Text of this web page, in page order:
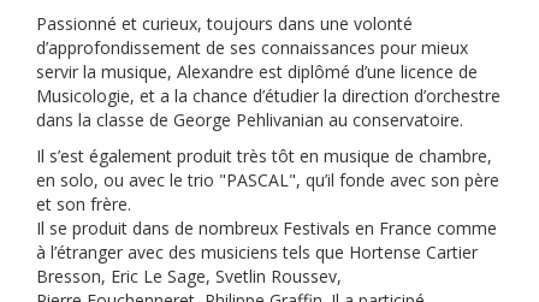
Passionné et curieux, toujours dans une volonté
d’approfondissement de ses connaissances pour mieux
servir la musique, Alexandre est diplômé d’une licence de
Musicologie, et a la chance d’étudier la direction d’orchestre
dans la classe de George Pehlivanian au conservatoire.
Il s’est également produit très tôt en musique de chambre,
en solo, ou avec le trio "PASCAL", qu’il fonde avec son père
et son frère.
Il se produit dans de nombreux Festivals en France comme
à l’étranger avec des musiciens tels que Hortense Cartier
Bresson, Eric Le Sage, Svetlin Roussev,